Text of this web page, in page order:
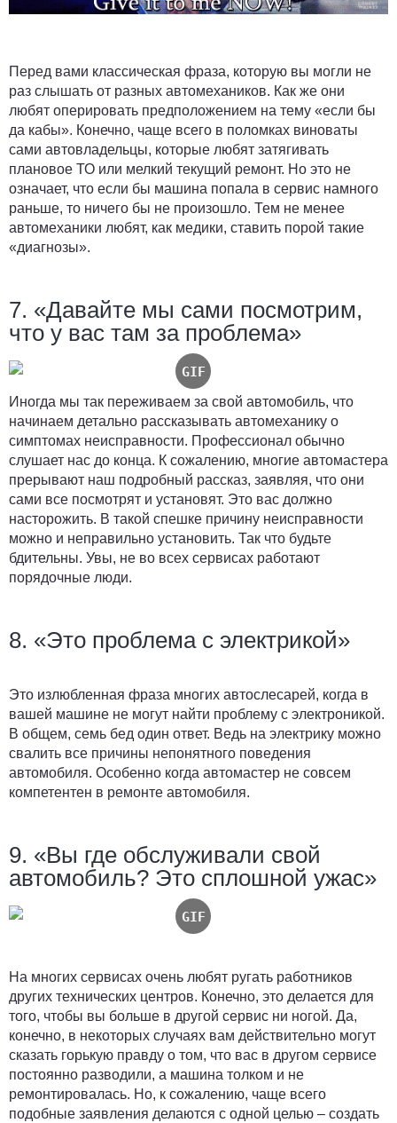
Перед вами классическая фраза, которую вы могли не
раз слышать от разных автомехаников. Как же они
любят оперировать предположением на тему «если бы
да кабы». Конечно, чаще всего в поломках виноваты
сами автовладельцы, которые любят затягивать
плановое ТО или мелкий текущий ремонт. Но это не
означает, что если бы машина попала в сервис намного
раньше, то ничего бы не произошло. Тем не менее
автомеханики любят, как медики, ставить порой такие
«диагнозы».
7. «Давайте мы сами посмотрим,
что у вас там за проблема»
Иногда мы так переживаем за свой автомобиль, что
начинаем детально рассказывать автомеханику о
симптомах неисправности. Профессионал обычно
слушает нас до конца. К сожалению, многие автомастера
прерывают наш подробный рассказ, заявляя, что они
сами все посмотрят и установят. Это вас должно
насторожить. В такой спешке причину неисправности
можно и неправильно установить. Так что будьте
бдительны. Увы, не во всех сервисах работают
порядочные люди.
8. «Это проблема с электрикой»
Это излюбленная фраза многих автослесарей, когда в
вашей машине не могут найти проблему с электроникой.
В общем, семь бед один ответ. Ведь на электрику можно
свалить все причины непонятного поведения
автомобиля. Особенно когда автомастер не совсем
компетентен в ремонте автомобиля.
9. «Вы где обслуживали свой
автомобиль? Это сплошной ужас»
На многих сервисах очень любят ругать работников
других технических центров. Конечно, это делается для
того, чтобы вы больше в другой сервис ни ногой. Да,
конечно, в некоторых случаях вам действительно могут
сказать горькую правду о том, что вас в другом сервисе
постоянно разводили, а машина толком и не
ремонтировалась. Но, к сожалению, чаще всего
подобные заявления делаются с одной целью – создать